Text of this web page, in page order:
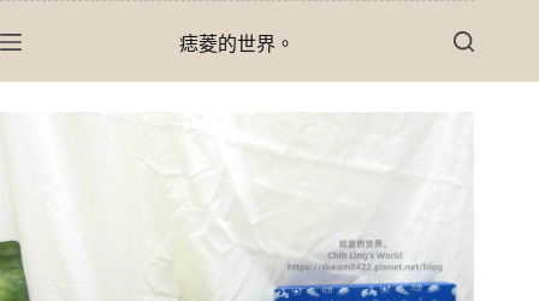
至
痣菱的世界。